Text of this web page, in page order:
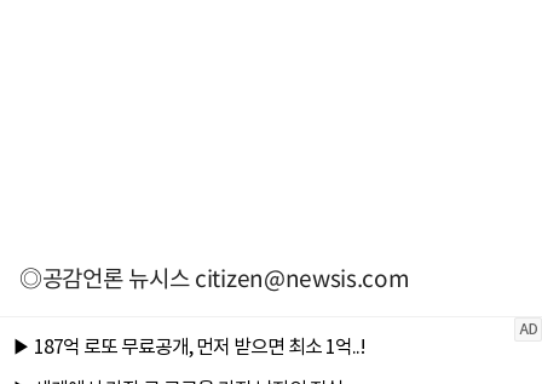
◎공감언론 뉴시스citizen@newsis.com